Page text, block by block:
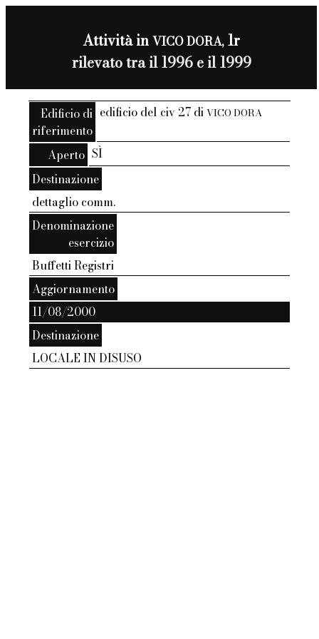
Attività inVICO DORA,1r
rilevato tra il 1996 e il 1999
Edificio di
riferimento
edificio del civ 27 diVICO DORA
Aperto SÌ
Destinazione
dettaglio comm.
Denominazione
esercizio
Buffetti Registri
Aggiornamento
11/08/2000
Destinazione
LOCALE IN DISUSO